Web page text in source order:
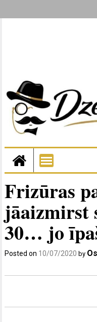
Frizūras
jāaizmirst
30… jo
Posted on 10/07/2020 by